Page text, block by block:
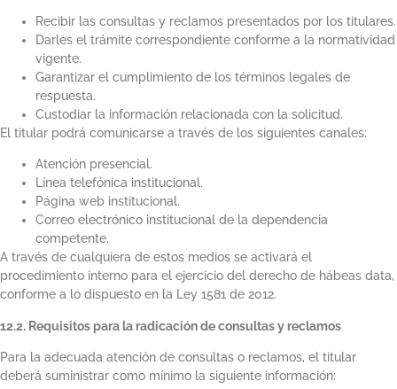
Recibir las consultas y reclamos presentados por los titulares.
Darles el trámite correspondiente conforme a la normatividad
vigente.
Garantizar el cumplimiento de los términos legales de
respuesta.
Custodiar la información relacionada con la solicitud.
El titular podrá comunicarse a través de los siguientes canales:
Atención presencial.
Línea telefónica institucional.
Página web institucional.
Correo electrónico institucional de la dependencia
competente.
A través de cualquiera de estos medios se activará el
procedimiento interno para el ejercicio del derecho de hábeas data,
conforme a lo dispuesto en la Ley 1581 de 2012.
12.2. Requisitos para la radicación de consultas y reclamos
Para la adecuada atención de consultas o reclamos, el titular
deberá suministrar como mínimo la siguiente información: